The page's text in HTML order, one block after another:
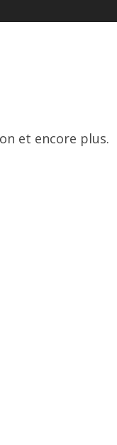
et encore plus.